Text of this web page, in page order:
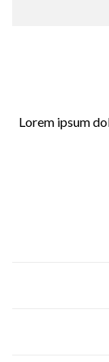
Lorem ipsum